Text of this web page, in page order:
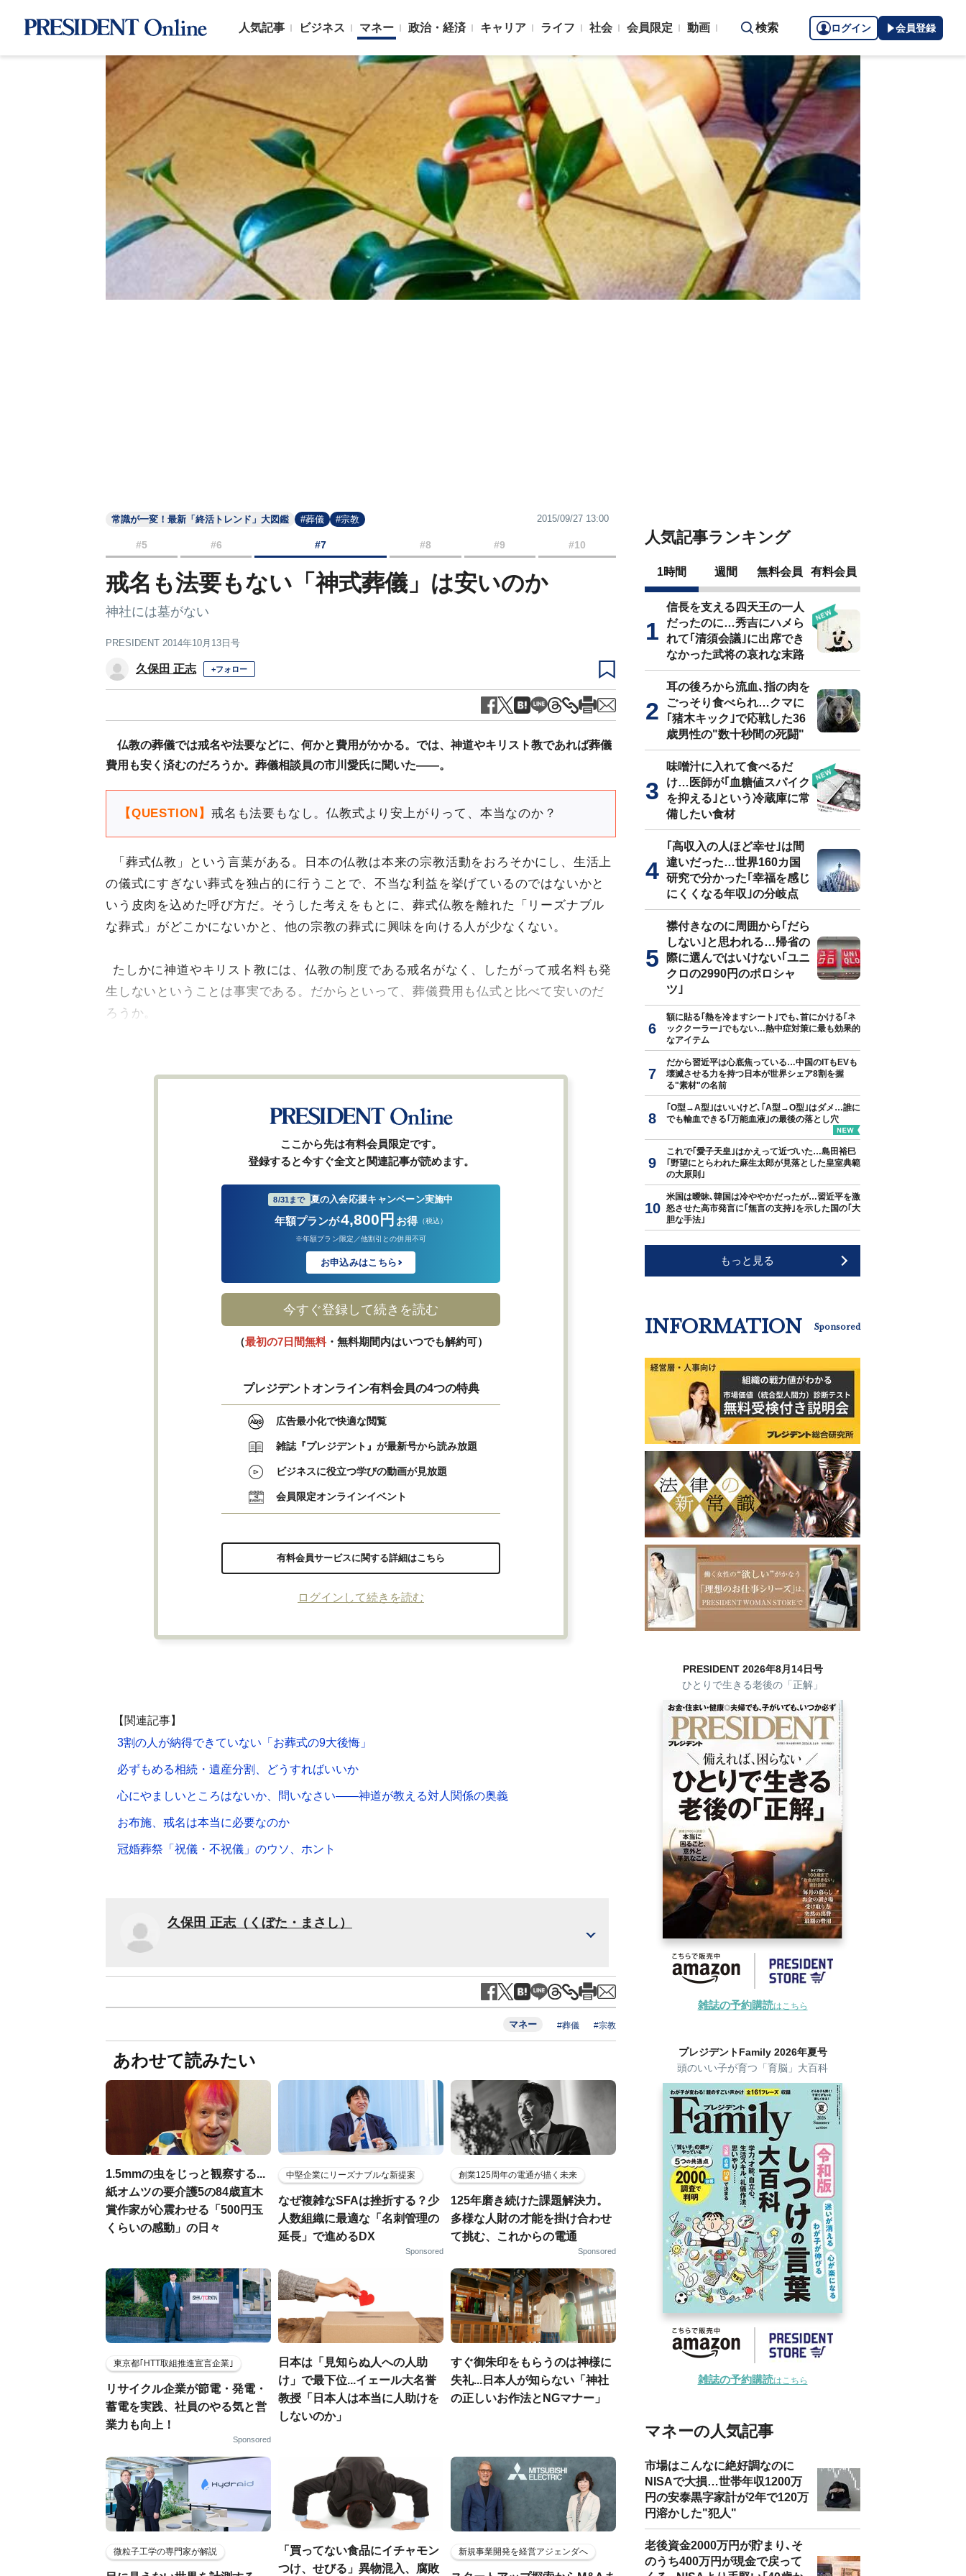
人気記事 ビジネス マネー 政治・経済 キャリア ライフ 社会 会員限定 動画 検索 ログイン 会員登録
常識が一変！最新「終活トレンド」大図鑑 #葬儀 #宗教 2015/09/27 13:00
#5 #6 #7 #8 #9 #10
戒名も法要もない「神式葬儀」は安いのか
神社には墓がない
PRESIDENT 2014年10月13日号
久保田 正志 +フォロー
仏教の葬儀では戒名や法要などに、何かと費用がかかる。では、神道やキリスト教であれば葬儀
費用も安く済むのだろうか。葬儀相談員の市川愛氏に聞いた――。
【QUESTION】 戒名も法要もなし。仏教式より安上がりって、本当なのか？
「葬式仏教」という言葉がある。日本の仏教は本来の宗教活動をおろそかにし、生活上
の儀式にすぎない葬式を独占的に行うことで、不当な利益を挙げているのではないかと
いう皮肉を込めた呼び方だ。そうした考えをもとに、葬式仏教を離れた「リーズナブル
な葬式」がどこかにないかと、他の宗教の葬式に興味を向ける人が少なくない。
たしかに神道やキリスト教には、仏教の制度である戒名がなく、したがって戒名料も発
生しないということは事実である。だからといって、葬儀費用も仏式と比べて安いのだ
ろうか。
ここから先は有料会員限定です。
登録すると今すぐ全文と関連記事が読めます。
8/31まで 夏の入会応援キャンペーン実施中
年額プランが4,800円 お得 （税込）
※年額プラン限定／他割引との併用不可
お申込みはこちら
今すぐ登録して続きを読む
（最初の7日間無料・無料期間内はいつでも解約可）
プレジデントオンライン有料会員の4つの特典
広告最小化で快適な閲覧
雑誌『プレジデント』が最新号から読み放題
ビジネスに役立つ学びの動画が見放題
会員限定オンラインイベント
有料会員サービスに関する詳細はこちら
ログインして続きを読む
【関連記事】
3割の人が納得できていない「お葬式の9大後悔」
必ずもめる相続・遺産分割、どうすればいいか
心にやましいところはないか、問いなさい――神道が教える対人関係の奥義
お布施、戒名は本当に必要なのか
冠婚葬祭「祝儀・不祝儀」のウソ、ホント
久保田 正志（くぼた・まさし）
マネー #葬儀 #宗教
あわせて読みたい
1.5mmの虫をじっと観察する...
紙オムツの要介護5の84歳直木
賞作家が心震わせる「500円玉
くらいの感動」の日々
中堅企業にリーズナブルな新提案
なぜ複雑なSFAは挫折する？少
人数組織に最適な「名刺管理の
延長」で進めるDX
Sponsored
創業125周年の電通が描く未来
125年磨き続けた課題解決力。
多様な人財の才能を掛け合わせ
て挑む、これからの電通
Sponsored
東京都｢HTT取組推進宣言企業｣
リサイクル企業が節電・発電・
蓄電を実践、社員のやる気と営
業力も向上！
Sponsored
日本は「見知らぬ人への人助
け」で最下位...イェール大名誉
教授「日本人は本当に人助けを
しないのか」
すぐ御朱印をもらうのは神様に
失礼...日本人が知らない「神社
の正しいお作法とNGマナー」
微粒子工学の専門家が解説
「買ってない食品にイチャモン
つけ、せびる」異物混入、腐敗
新規事業開発を経営アジェンダへ
人気記事ランキング
1時間 週間 無料会員 有料会員
信長を支える四天王の一人
だったのに…秀吉にハメら
れて｢清須会議｣に出席でき
なかった武将の哀れな末路
耳の後ろから流血､指の肉を
ごっそり食べられ…クマに
｢猪木キック｣で応戦した36
歳男性の"数十秒間の死闘"
味噌汁に入れて食べるだ
け…医師が｢血糖値スパイク
を抑える｣という冷蔵庫に常
備したい食材
｢高収入の人ほど幸せ｣は間
違いだった…世界160カ国
研究で分かった｢幸福を感じ
にくくなる年収｣の分岐点
襟付きなのに周囲から｢だら
しない｣と思われる…帰省の
際に選んではいけない｢ユニ
クロの2990円のポロシャ
ツ｣
額に貼る｢熱を冷ますシート｣でも､首にかける｢ネ
ッククーラー｣でもない…熱中症対策に最も効果的
なアイテム
だから習近平は心底焦っている…中国のITもEVも
壊滅させる力を持つ日本が世界シェア8割を握
る"素材"の名前
｢O型→A型｣はいいけど､｢A型→O型｣はダメ…誰に
でも輸血できる｢万能血液｣の最後の落とし穴
これで｢愛子天皇｣はかえって近づいた…島田裕巳
｢野望にとらわれた麻生太郎が見落とした皇室典範
の大原則｣
米国は曖昧､韓国は冷ややかだったが…習近平を激
怒させた高市発言に｢無言の支持｣を示した国の｢大
胆な手法｣
もっと見る
INFORMATION Sponsored
PRESIDENT 2026年8月14日号
ひとりで生きる老後の「正解」
雑誌の予約購読はこちら
プレジデントFamily 2026年夏号
頭のいい子が育つ「育脳」大百科
雑誌の予約購読はこちら
マネーの人気記事
市場はこんなに絶好調なのに
NISAで大損…世帯年収1200万
円の安泰黒字家計が2年で120万
円溶かした"犯人"
老後資金2000万円が貯まり､そ
のうち400万円が現金で戻って